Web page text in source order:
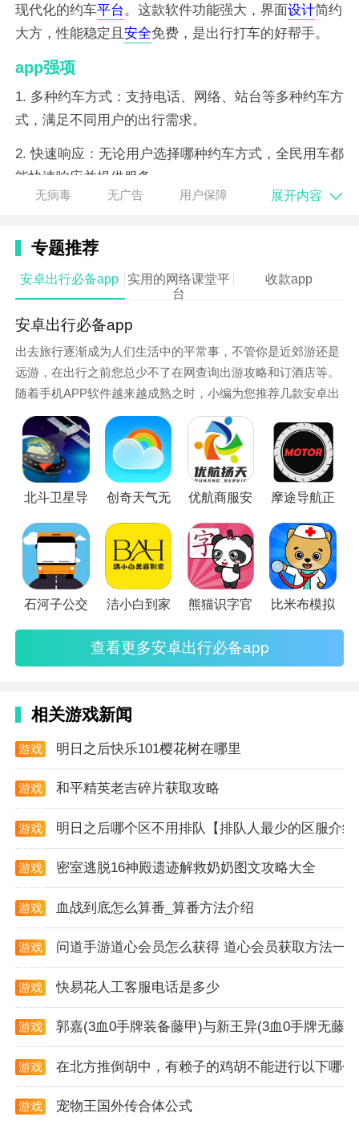
现代化的约车平台 。这款软件功能强大，界面设计简约
大方，性能稳定且 安全免费，是出行打车的好帮手。
app强项
1. 多种约车方式：支持电话、网络、站台等多种约车方
式，满足不同用户的出行需求。
2. 快速响应：无论用户选择哪种约车方式，全民用车都
能快速响应并提供服务。
打车也能获得积分，积分可兑换礼品。
app实用
1. 即时用车：待命车辆随叫随到，满足用户紧急出行的
需求。
2. 预约用车：用户可以提前预约车辆，确保行程无忧。
3. 接/送机服务：无缝对接，行程无忧，为用户提供便
捷的机场接送服务。
4. 代人叫车：可以为他人叫车，送去惊喜和安心。
app解析
1. 用户群体广泛：无论是上班族、学生还是老年人，都
能轻松使用全民用车app进行约车。
2. 服务范围广泛：覆盖城市各个角落，无论用户身处何
地都能快速找到车辆。
无病毒 无广告 用户保障 展开内容
专题推荐
安卓出行必备app
实用的网络课堂平
台
收款app
安卓出行必备app
出去旅行逐渐成为人们生活中的平常事，不管你是近郊游还是
远游，在出行之前您总少不了在网查询出游攻略和订酒店等。
随着手机APP软件越来越成熟之时，小编为您推荐几款安卓出
行必备app软件，旅游景点、住宿美食通通帮大家搞定，世界
那么大赶紧去看看吧！
北斗卫星导 创奇天气无 优航商服安 摩途导航正
石河子公交 洁小白到家 熊猫识字官 比米布模拟
查看更多安卓出行必备app
相关游戏新闻
游戏
明日之后快乐101樱花树在哪里
游戏
和平精英老吉碎片获取攻略
游戏
明日之后哪个区不用排队【排队人最少的区服介绍
游戏
密室逃脱16神殿遗迹解救奶奶图文攻略大全
游戏
血战到底怎么算番_算番方法介绍
游戏
问道手游道心会员怎么获得 道心会员获取方法一览
游戏
快易花人工客服电话是多少
游戏
郭嘉(3血0手牌装备藤甲)与新王异(3血0手牌无藤
游戏
在北方推倒胡中，有赖子的鸡胡不能进行以下哪
游戏
宠物王国外传合体公式